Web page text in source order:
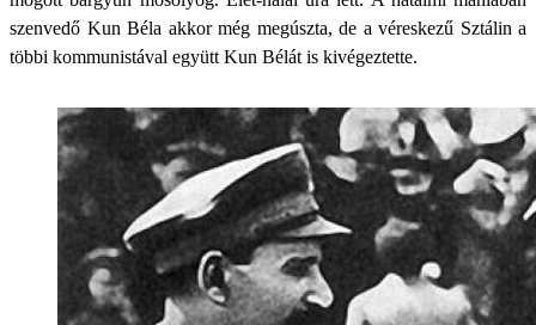
szenvedő Kun Béla akkor még megúszta, de a véreskezű Sztálin a
többi kommunistával együtt Kun Bélát is kivégeztette.